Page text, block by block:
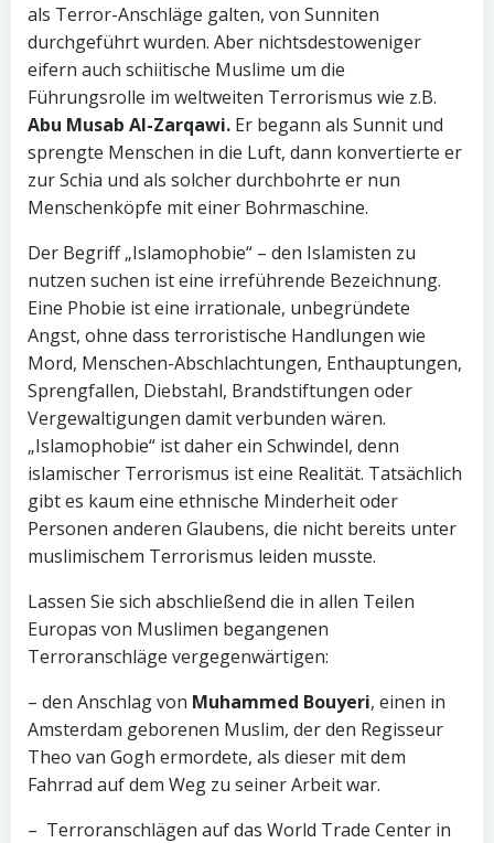
als Terror-Anschläge galten, von Sunniten
durchgeführt wurden. Aber nichtsdestoweniger
eifern auch schiitische Muslime um die
Führungsrolle im weltweiten Terrorismus wie z.B.
Abu Musab Al-Zarqawi. Er begann als Sunnit und
sprengte Menschen in die Luft, dann konvertierte er
zur Schia und als solcher durchbohrte er nun
Menschenköpfe mit einer Bohrmaschine.
Der Begriff „Islamophobie“ – den Islamisten zu
nutzen suchen ist eine irreführende Bezeichnung.
Eine Phobie ist eine irrationale, unbegründete
Angst, ohne dass terroristische Handlungen wie
Mord, Menschen-Abschlachtungen, Enthauptungen,
Sprengfallen, Diebstahl, Brandstiftungen oder
Vergewaltigungen damit verbunden wären.
„Islamophobie“ ist daher ein Schwindel, denn
islamischer Terrorismus ist eine Realität. Tatsächlich
gibt es kaum eine ethnische Minderheit oder
Personen anderen Glaubens, die nicht bereits unter
muslimischem Terrorismus leiden musste.
Lassen Sie sich abschließend die in allen Teilen
Europas von Muslimen begangenen
Terroranschläge vergegenwärtigen:
– den Anschlag von Muhammed Bouyeri, einen in
Amsterdam geborenen Muslim, der den Regisseur
Theo van Gogh ermordete, als dieser mit dem
Fahrrad auf dem Weg zu seiner Arbeit war.
– Terroranschlägen auf das World Trade Center in